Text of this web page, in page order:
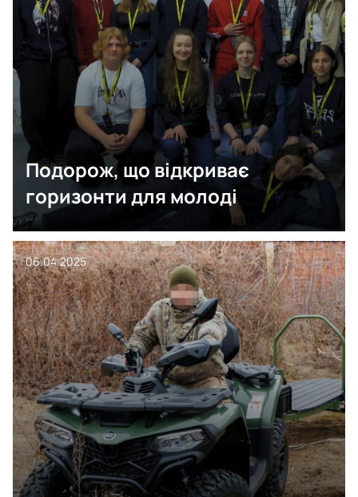
Подорож, що відкриває
горизонти для молоді
06.04.2025